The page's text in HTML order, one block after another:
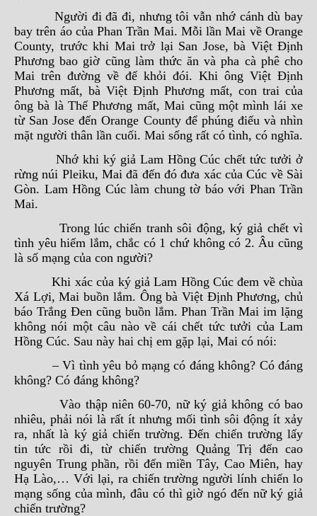
Người đi đã đi, nhưng tôi vẫn nhớ cánh dù bay
bay trên áo của Phan Trần Mai. Mỗi lần Mai về Orange
County, trước khi Mai trở lại San Jose, bà Việt Định
Phương bao giờ cũng làm thức ăn và pha cà phê cho
Mai trên đường về để khỏi đói. Khi ông Việt Định
Phương mất, bà Việt Định Phương mất, con trai của
ông bà là Thế Phương mất, Mai cũng một mình lái xe
từ San Jose đến Orange County để phúng điếu và nhìn
mặt người thân lần cuối. Mai sống rất có tình, có nghĩa.
Nhớ khi ký giả Lam Hồng Cúc chết tức tưởi ở
rừng núi Pleiku, Mai đã đến đó đưa xác của Cúc về Sài
Gòn. Lam Hồng Cúc làm chung tờ báo với Phan Trần
Mai.
Trong lúc chiến tranh sôi động, ký giả chết vì
tình yêu hiếm lắm, chắc có 1 chứ không có 2. Âu cũng
là số mạng của con người?
Khi xác của ký giả Lam Hồng Cúc đem về chùa
Xá Lợi, Mai buồn lắm. Ông bà Việt Định Phương, chủ
báo Trắng Đen cũng buồn lắm. Phan Trần Mai im lặng
không nói một câu nào về cái chết tức tưởi của Lam
Hồng Cúc. Sau này hai chị em gặp lại, Mai có nói:
– Vì tình yêu bỏ mạng có đáng không? Có đáng
không? Có đáng không?
Vào thập niên 60-70, nữ ký giả không có bao
nhiêu, phải nói là rất ít nhưng mối tình sôi động ít xảy
ra, nhất là ký giả chiến trường. Đến chiến trường lấy
tin tức rồi đi, từ chiến trường Quảng Trị đến cao
nguyên Trung phần, rồi đến miền Tây, Cao Miên, hay
Hạ Lào,… Với lại, ra chiến trường người lính chiến lo
mạng sống của mình, đâu có thì giờ ngó đến nữ ký giả
chiến trường?